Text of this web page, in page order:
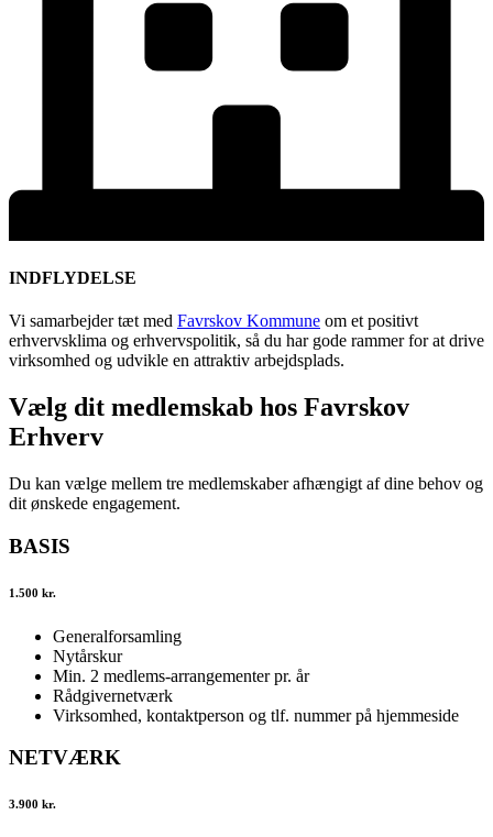
INDFLYDELSE
Vi samarbejder tæt med Favrskov Kommune om et positivt
erhvervsklima og erhvervspolitik, så du har gode rammer for at drive
virksomhed og udvikle en attraktiv arbejdsplads.
Vælg dit medlemskab hos Favrskov
Erhverv
Du kan vælge mellem tre medlemskaber afhængigt af dine behov og
dit ønskede engagement.
BASIS
1.500 kr.
Generalforsamling
Nytårskur
Min. 2 medlems-arrangementer pr. år
Rådgivernetværk
Virksomhed, kontaktperson og tlf. nummer på hjemmeside
NETVÆRK
3.900 kr.